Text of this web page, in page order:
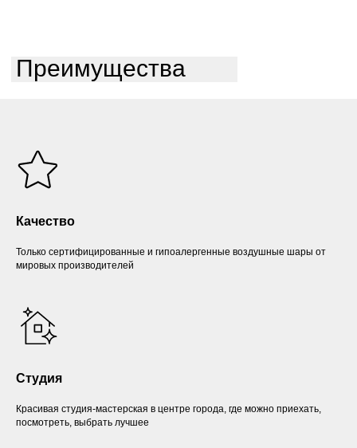
Преимущества
Качество
Только сертифицированные и гипоалергенные воздушные шары от
мировых производителей
Студия
Красивая студия-мастерская в центре города, где можно приехать,
посмотреть, выбрать лучшее